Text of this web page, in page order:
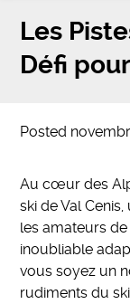
Les
Défi
Posted
Au cœur des
ski de Val
les amateurs
inoubliable
vous soyez un
rudiments du